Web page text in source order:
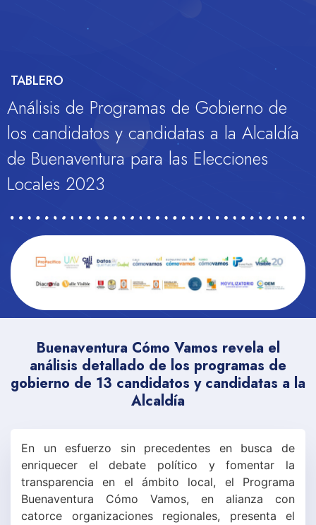
TABLERO
Análisis de Programas de Gobierno de
los candidatos y candidatas a la Alcaldía
de Buenaventura para las Elecciones
Locales 2023
Buenaventura Cómo Vamos revela el
análisis detallado de los programas de
gobierno de 13 candidatos y candidatas a la
Alcaldía
En un esfuerzo sin precedentes en busca de
enriquecer el debate político y fomentar la
transparencia en el ámbito local, el Programa
Buenaventura Cómo Vamos, en alianza con
catorce organizaciones regionales, presenta el